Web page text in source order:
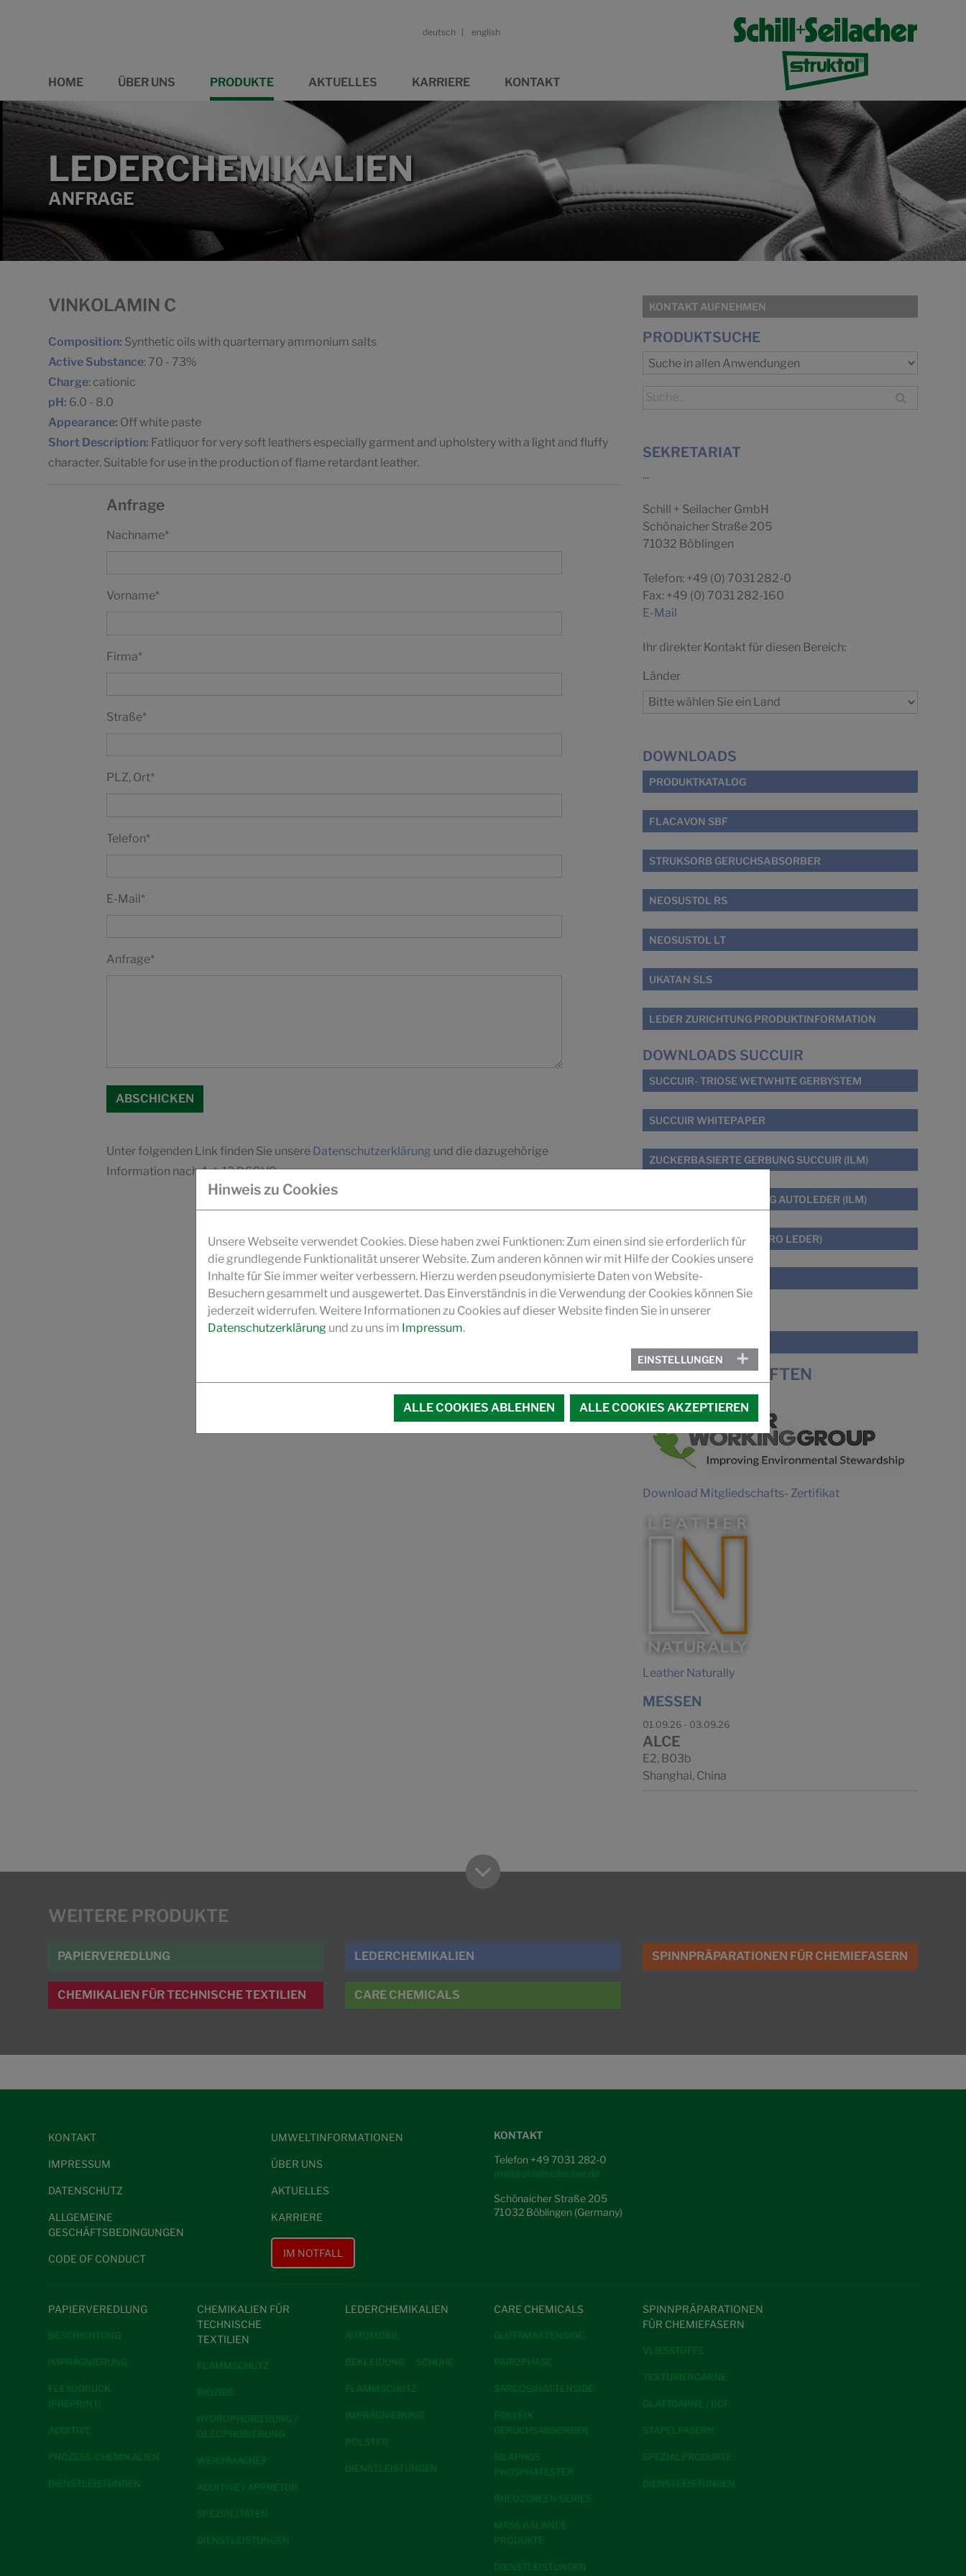
deutsch english
HOME ÜBER UNS PRODUKTE AKTUELLES KARRIERE KONTAKT
LEDERCHEMIKALIEN
ANFRAGE
VINKOLAMIN C
Composition: Synthetic oils with quarternary ammonium salts
Active Substance: 70 - 73%
Charge: cationic
pH: 6.0 - 8.0
Appearance: Off white paste
Short Description: Fatliquor for very soft leathers especially garment and upholstery with a light and fluffy
character. Suitable for use in the production of flame retardant leather.
Anfrage
Nachname*
Vorname*
Firma*
Straße*
PLZ, Ort*
Telefon*
E-Mail*
Anfrage*
Unter folgenden Link finden Sie unsere Datenschutzerklärung und die dazugehörige
Information nach Art. 13 DSGVO.
KONTAKT AUFNEHMEN
PRODUKTSUCHE
SEKRETARIAT
...
Schill + Seilacher GmbH
Schönaicher Straße 205
71032 Böblingen
Telefon: +49 (0) 7031 282-0
Fax: +49 (0) 7031 282-160
E-Mail
Ihr direkter Kontakt für diesen Bereich:
Länder
DOWNLOADS
PRODUKTKATALOG
FLACAVON SBF
STRUKSORB GERUCHSABSORBER
NEOSUSTOL RS
NEOSUSTOL LT
UKATAN SLS
LEDER ZURICHTUNG PRODUKTINFORMATION
DOWNLOADS SUCCUIR
SUCCUIR- TRIOSE WETWHITE GERBYSTEM
SUCCUIR WHITEPAPER
ZUCKERBASIERTE GERBUNG SUCCUIR (ILM)
GERUCHS- OPTIMIERUNG AUTOLEDER (ILM)
GERBEN MIT ZUCKER (PRO LEDER)
SUCCUIR GESCHICHTE
VIDEO
MITGLIEDSCHAFTEN
Download Mitgliedschafts- Zertifikat
Leather Naturally
MESSEN
01.09.26 - 03.09.26
ALCE
E2, B03b
Shanghai, China
WEITERE PRODUKTE
PAPIERVEREDLUNG
CHEMIKALIEN FÜR TECHNISCHE TEXTILIEN
LEDERCHEMIKALIEN
CARE CHEMICALS
SPINNPRÄPARATIONEN FÜR CHEMIEFASERN
KONTAKT
IMPRESSUM
DATENSCHUTZ
ALLGEMEINE
GESCHÄFTSBEDINGUNGEN
CODE OF CONDUCT
UMWELTINFORMATIONEN
ÜBER UNS
AKTUELLES
KARRIERE
IM NOTFALL
KONTAKT
Telefon +49 7031 282-0
mail@schillseilacher.de
Schönaicher Straße 205
71032 Böblingen (Germany)
PAPIERVEREDLUNG
BESCHICHTUNG
IMPRÄGNIERUNG
FLEXODRUCK
(PREPRINT)
ADDITIVE
PROZESS-CHEMIKALIEN
DIENSTLEISTUNGEN
CHEMIKALIEN FÜR
TECHNISCHE
TEXTILIEN
FLAMMSCHUTZ
BIOZIDE
HYDROPHOBIERUNG /
OLEOPHOBIERUNG
WEICHMACHER
ADDITIVE / APPRETUR
SPEZIALITÄTEN
DIENSTLEISTUNGEN
LEDERCHEMIKALIEN
AUTOMOBIL
BEKLEIDUNG SCHUHE
FLAMMSCHUTZ
IMPRÄGNIERUNG
POLSTER
DIENSTLEISTUNGEN
CARE CHEMICALS
GLUTAMAT-TENSIDE.
PAIR2PHASE
SARCOSINAT-TENSIDE
POLYFIX
GERUCHSABSORBER
SILAPHOS
PHOSPHATESTER
RHEO2GREEN SERIES
MASS BALANCE
PRODUKTE
DIENSTLEISTUNGEN
SPINNPRÄPARATIONEN
FÜR CHEMIEFASERN
VLIESSTOFFE
TEXTURIERGARNE
GLATTGARNE / BCF
STAPELFASERN
SPEZIALPRODUKTE
DIENSTLEISTUNGEN
Hinweis zu Cookies
Unsere Webseite verwendet Cookies. Diese haben zwei Funktionen: Zum einen sind sie erforderlich für
die grundlegende Funktionalität unserer Website. Zum anderen können wir mit Hilfe der Cookies unsere
Inhalte für Sie immer weiter verbessern. Hierzu werden pseudonymisierte Daten von Website-
Besuchern gesammelt und ausgewertet. Das Einverständnis in die Verwendung der Cookies können Sie
jederzeit widerrufen. Weitere Informationen zu Cookies auf dieser Website finden Sie in unserer
Datenschutzerklärung und zu uns im Impressum.
EINSTELLUNGEN
ALLE COOKIES ABLEHNEN ALLE COOKIES AKZEPTIEREN